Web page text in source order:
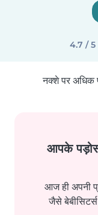
4.7 / 5
नक्शे पर अधिक
आपके पड़ोस
आज ही अपनी
जैसे